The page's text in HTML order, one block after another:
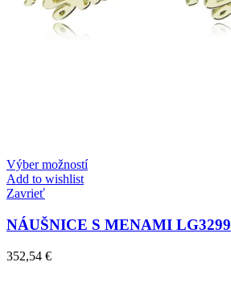
Výber možností
Add to wishlist
Zavrieť
NÁUŠNICE S MENAMI LG3299
352,54 €